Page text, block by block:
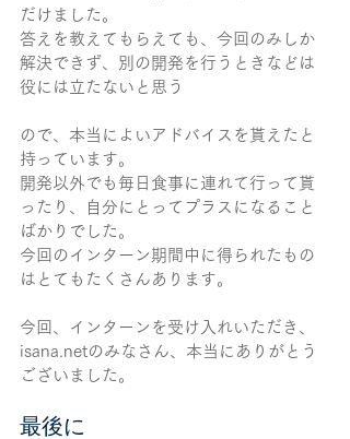
だけました。
答えを教えてもらえても、今回のみしか
解決できず、別の開発を行うときなどは
役には立たないと思う
ので、本当によいアドバイスを貰えたと
持っています。
開発以外でも毎日食事に連れて行って貰
ったり、自分にとってプラスになること
ばかりでした。
今回のインターン期間中に得られたもの
はとてもたくさんあります。
今回、インターンを受け入れいただき、
isana.netのみなさん、本当にありがとう
ございました。
最後に